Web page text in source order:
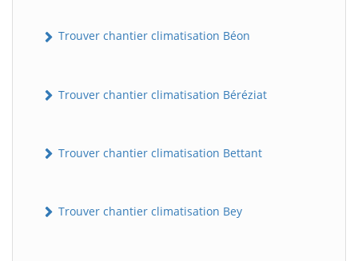
Trouver chantier climatisation Béon
Trouver chantier climatisation Béréziat
Trouver chantier climatisation Bettant
Trouver chantier climatisation Bey